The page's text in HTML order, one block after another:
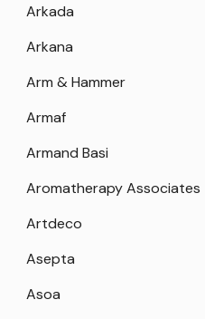
Arkada
Arkana
Arm & Hammer
Armaf
Armand Basi
Aromatherapy Associates
Artdeco
Asepta
Asoa